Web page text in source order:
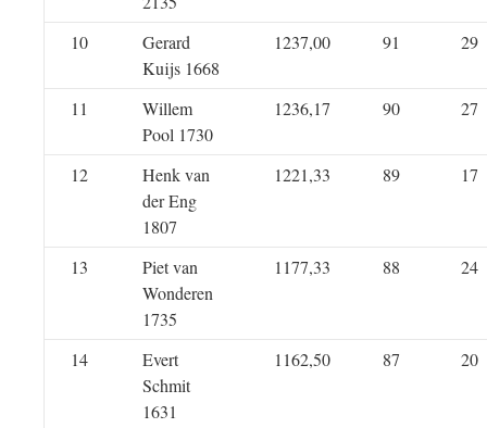
10
Gerard
Kuijs 1668
1237,00 91 29
11
Willem
Pool 1730
1236,17 90 27
12
Henk van
der Eng
1807
1221,33 89 17
13
Piet van
Wonderen
1735
1177,33 88 24
14
Evert
Schmit
1631
1162,50 87 20